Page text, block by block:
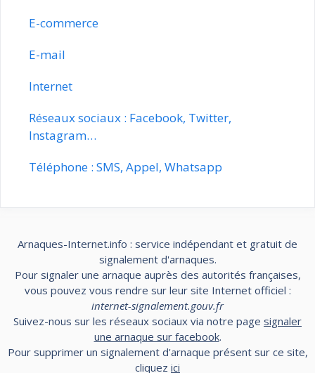
E-commerce
E-mail
Internet
Réseaux sociaux : Facebook, Twitter,
Instagram…
Téléphone : SMS, Appel, Whatsapp
Arnaques-Internet.info : service indépendant et gratuit de
signalement d'arnaques.
Pour signaler une arnaque auprès des autorités françaises,
vous pouvez vous rendre sur leur site Internet officiel :
internet-signalement.gouv.fr
Suivez-nous sur les réseaux sociaux via notre page signaler
une arnaque sur facebook.
Pour supprimer un signalement d'arnaque présent sur ce site,
cliquez ici